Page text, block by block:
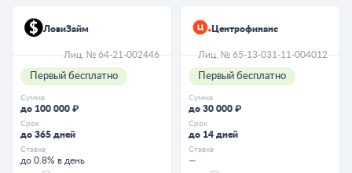
ЛовиЗайм
Лиц. № 64-21-002446
Первый бесплатно
Сумма
до 100 000 ₽
Срок
до 365 дней
Ставка
до 0.8% в день
Центрофинанс
Лиц. № 65-13-031-11-004012
Первый бесплатно
Сумма
до 30 000 ₽
Срок
до 14 дней
Ставка
—